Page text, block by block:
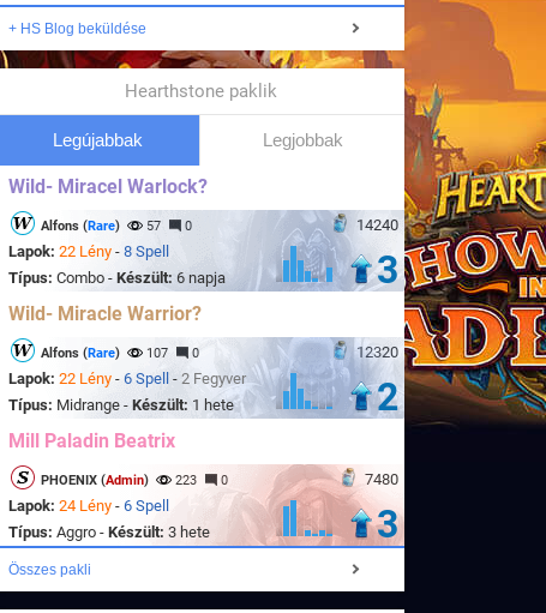
+ HS Blog beküldése
Hearthstone paklik
Legújabbak Legjobbak
Wild- Miracel Warlock?
14240
Alfons (Rare) 57 0
Lapok: 22 Lény - 8 Spell
Típus: Combo - Készült: 6 napja 3
Wild- Miracle Warrior?
12320
Alfons (Rare) 107 0
Lapok: 22 Lény - 6 Spell - 2 Fegyver
Típus: Midrange - Készült: 1 hete 2
Mill Paladin Beatrix
7480
PHOENIX (Admin) 223 0
Lapok: 24 Lény - 6 Spell
Típus: Aggro - Készült: 3 hete 3
Összes pakli